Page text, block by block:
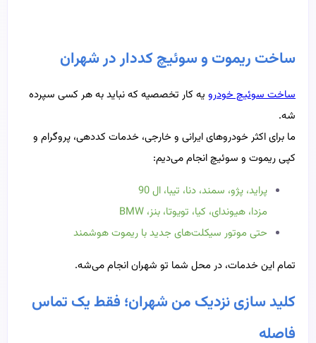
ساخت ریموت و سوئیچ کددار در شهران
ساخت سوئیچ خودرو یه کار تخصصیه که نباید به هر کسی سپرده
شه.
ما برای اکثر خودروهای ایرانی و خارجی، خدمات کددهی، پروگرام و
کپی ریموت و سوئیچ انجام می‌دیم:
پراید، پژو، سمند، دنا، تیبا، ال 90
مزدا، هیوندای، کیا، تویوتا، بنز، BMW
حتی موتور سیکلت‌های جدید با ریموت هوشمند
تمام این خدمات، در محل شما تو شهران انجام می‌شه.
کلید سازی نزدیک من شهران؛ فقط یک تماس
فاصله